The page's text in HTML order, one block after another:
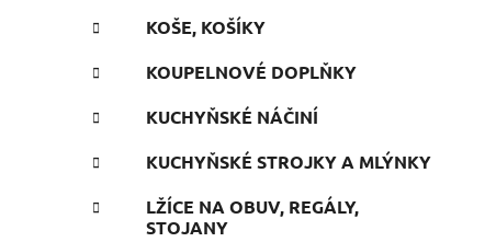
KOŠE, KOŠÍKY
KOUPELNOVÉ DOPLŇKY
KUCHYŇSKÉ NÁČINÍ
KUCHYŇSKÉ STROJKY A MLÝNKY
LŽÍCE NA OBUV, REGÁLY,
STOJANY